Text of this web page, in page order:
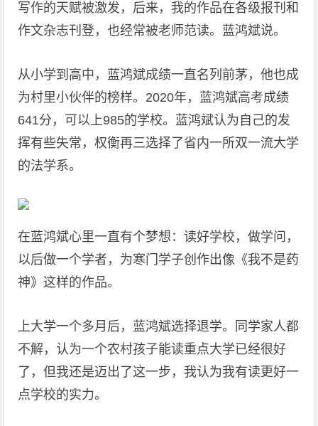
写作的天赋被激发，后来，我的作品在各级报刊和
作文杂志刊登，也经常被老师范读。蓝鸿斌说。
从小学到高中，蓝鸿斌成绩一直名列前茅，他也成
为村里小伙伴的榜样。2020年，蓝鸿斌高考成绩
641分，可以上985的学校。蓝鸿斌认为自己的发
挥有些失常，权衡再三选择了省内一所双一流大学
的法学系。
在蓝鸿斌心里一直有个梦想：读好学校，做学问，
以后做一个学者，为寒门学子创作出像《我不是药
神》这样的作品。
上大学一个多月后，蓝鸿斌选择退学。同学家人都
不解，认为一个农村孩子能读重点大学已经很好
了，但我还是迈出了这一步，我认为我有读更好一
点学校的实力。